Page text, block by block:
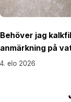
Behöver jag
anmärkning på
4. elo 2026